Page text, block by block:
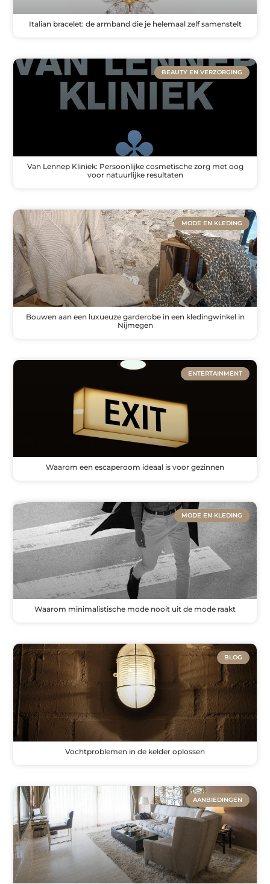
Italian bracelet: de armband die je helemaal zelf samenstelt
BEAUTY EN VERZORGING
Van Lennep Kliniek: Persoonlijke cosmetische zorg met oog
voor natuurlijke resultaten
MODE EN KLEDING
Bouwen aan een luxueuze garderobe in een kledingwinkel in
Nijmegen
ENTERTAINMENT
Waarom een escaperoom ideaal is voor gezinnen
MODE EN KLEDING
Waarom minimalistische mode nooit uit de mode raakt
BLOG
Vochtproblemen in de kelder oplossen
AANBIEDINGEN